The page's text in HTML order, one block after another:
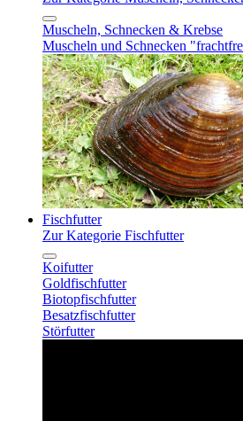
Muscheln, Schnecken & Krebse
Muscheln und Schnecken
Fischfutter
Zur Kategorie Fischfutter
Koifutter
Goldfischfutter
Biotopfischfutter
Besatzfischfutter
Störfutter